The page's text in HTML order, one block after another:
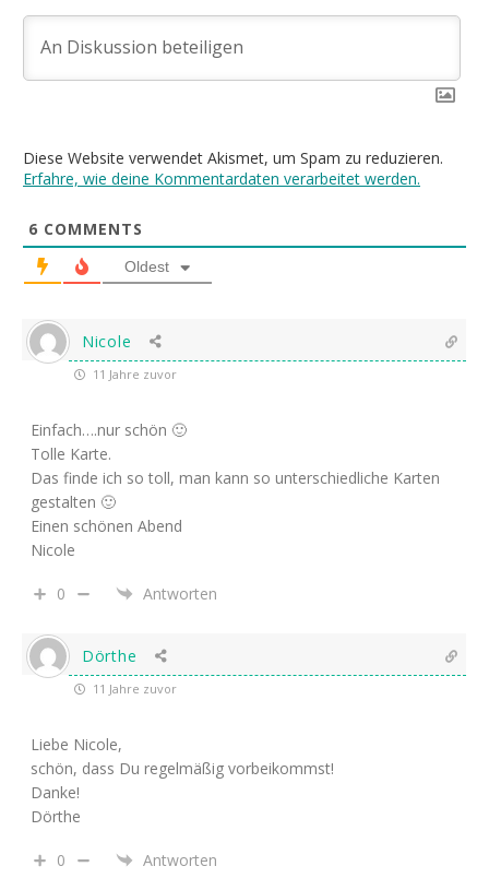
Diese Website verwendet Akismet, um Spam zu reduzieren.
Erfahre, wie deine Kommentardaten verarbeitet werden.
6 COMMENTS
Oldest
Nicole
11 Jahre zuvor
Einfach….nur schön 🙂
Tolle Karte.
Das finde ich so toll, man kann so unterschiedliche Karten
gestalten 🙂
Einen schönen Abend
Nicole
0 Antworten
Dörthe
11 Jahre zuvor
Liebe Nicole,
schön, dass Du regelmäßig vorbeikommst!
Danke!
Dörthe
0 Antworten